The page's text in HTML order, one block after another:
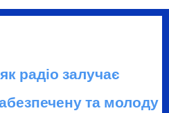
радіо залучає
та молоду